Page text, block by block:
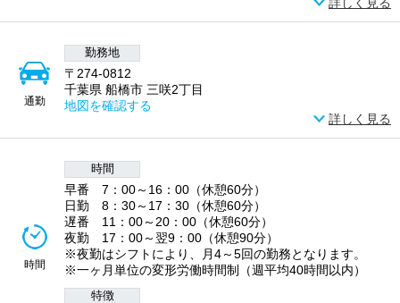
通勤
勤務地
〒274-0812
千葉県 船橋市 三咲2丁目
地図を確認する
詳しく見る
時間
時間
早番 7：00～16：00（休憩60分）
日勤 8：30～17：30（休憩60分）
遅番 11：00～20：00（休憩60分）
夜勤 17：00～翌9：00（休憩90分）
※夜勤はシフトにより、月4～5回の勤務となります。
※一ヶ月単位の変形労働時間制（週平均40時間以内）
特徴